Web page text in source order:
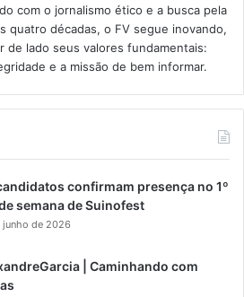
com o jornalismo ético e a busca pela
quatro décadas, o FV segue inovando,
de lado seus valores fundamentais:
e a missão de bem informar.​
confirmam presença no 1º
semana de Suinofest
junho de 2026
| Caminhando com